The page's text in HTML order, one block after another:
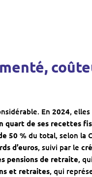
En 2024,
quart de ses recettes
50 % du total, selon la
d’euros, suivi par le
pensions de retraite,
et retraites, qui